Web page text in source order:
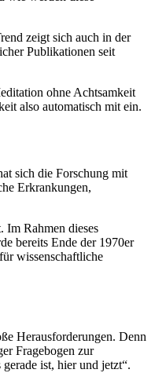
zeigt sich auch in der
Publikationen seit
ohne Achtsamkeit
also automatisch mit ein.
sich die Forschung mit
Erkrankungen,
Im Rahmen dieses
bereits Ende der 1970er
wissenschaftliche
Herausforderungen. Denn
Fragebogen zur
ist, hier und jetzt“.